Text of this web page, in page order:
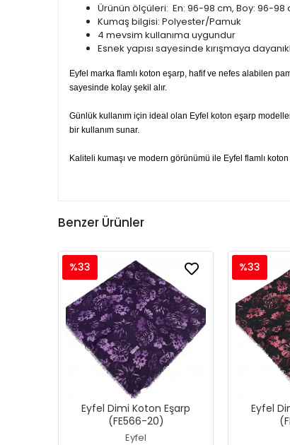
Ürünün ölçüleri: En: 96-98 cm, Boy: 96-98
Kumaş bilgisi: Polyester/Pamuk
4 mevsim kullanıma uygundur
Esnek yapısı sayesinde kırışmaya
Eyfel marka flamlı koton eşarp, hafif ve nefes alabilen
sayesinde kolay şekil alır.
Günlük kullanım için ideal olan Eyfel koton eşarp
bir kullanım sunar.
Kaliteli kumaşı ve modern görünümü ile Eyfel flamlı
Benzer Ürünler
Eyfel Dimi Koton Eşarp
(FE566-20)
Eyfel
%33
Eyfel
%33